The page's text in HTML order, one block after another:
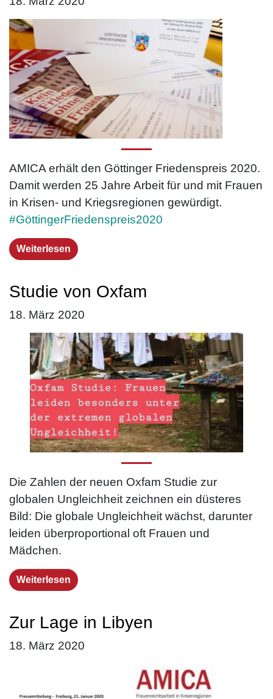
AMICA erhält den Göttinger Friedenspreis 2020.
Damit werden 25 Jahre Arbeit für und mit Frauen
in Krisen- und Kriegsregionen gewürdigt.
#GöttingerFriedenspreis2020
Weiterlesen
Studie von Oxfam
18. März 2020
Die Zahlen der neuen Oxfam Studie zur
globalen Ungleichheit zeichnen ein düsteres
Bild: Die globale Ungleichheit wächst, darunter
leiden überproportional oft Frauen und
Mädchen.
Weiterlesen
Zur Lage in Libyen
18. März 2020